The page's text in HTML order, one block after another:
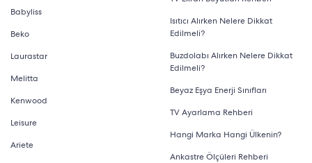
Babyliss
Beko
Laurastar
Melitta
Kenwood
Leisure
Ariete
Isıtıcı Alırken Nelere Dikkat
Edilmeli?
Buzdolabı Alırken Nelere Dikkat
Edilmeli?
Beyaz Eşya Enerji Sınıfları
TV Ayarlama Rehberi
Hangi Marka Hangi Ülkenin?
Ankastre Ölçüleri Rehberi